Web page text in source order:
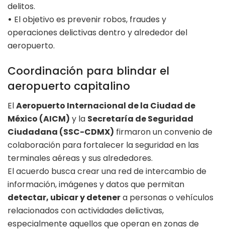
delitos.
• El objetivo es prevenir robos, fraudes y
operaciones delictivas dentro y alrededor del
aeropuerto.
Coordinación para blindar el
aeropuerto capitalino
ElAeropuerto Internacional de la Ciudad de
México (AICM) y la Secretaría de Seguridad
Ciudadana (SSC-CDMX) firmaron un convenio de
colaboración para fortalecer la seguridad en las
terminales aéreas y sus alrededores.
El acuerdo busca crear una red de intercambio de
información, imágenes y datos que permitan
detectar, ubicar y detenera personas o vehículos
relacionados con actividades delictivas,
especialmente aquellos que operan en zonas de